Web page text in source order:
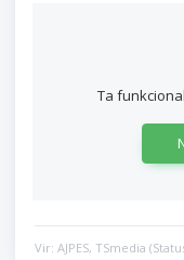
Ta
Vir: AJPES, TSmedia